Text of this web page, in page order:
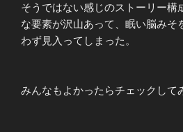
そうではない感じのストーリー構
な要素が沢山あって、眠い脳みそ
わず見入ってしまった。
みんなもよかったらチェックして